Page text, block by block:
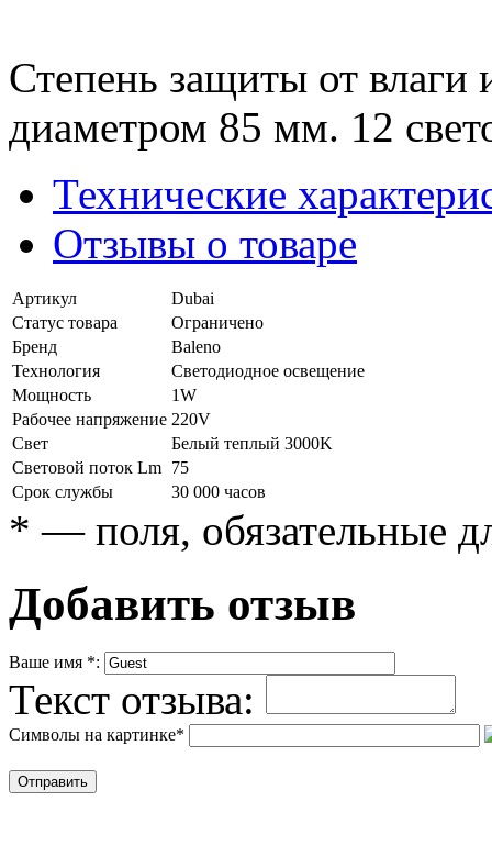
Степень защиты от
диаметром 85 мм. 12
Технические
Отзывы о товаре
Артикул
Dubai
Статус товара
Ограничено
Бренд
Baleno
Технология
Светодиодное освещение
Мощность
1W
Рабочее напряжение 220V
Свет
Белый теплый 3000K
Световой поток Lm 75
Срок службы
30 000 часов
* — поля, обязательные
Добавить отзыв
Ваше имя *:
Текст отзыва:
Символы на картинке*